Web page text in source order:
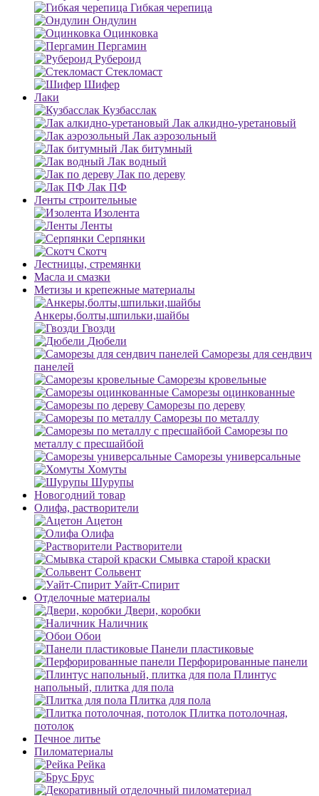
Гибкая черепица
Ондулин
Оцинковка
Пергамин
Рубероид
Стекломаст
Шифер
Лаки
Кузбасслак
Лак алкидно-уретановый
Лак аэрозольный
Лак битумный
Лак водный
Лак по дереву
Лак ПФ
Ленты строительные
Изолента
Ленты
Серпянки
Скотч
Лестницы, стремянки
Масла и смазки
Метизы и крепежные материалы
Анкеры,болты,шпильки,шайбы
Гвозди
Дюбели
Саморезы для сендвич
панелей
Саморезы кровельные
Саморезы оцинкованные
Саморезы по дереву
Саморезы по металлу
Саморезы по
металлу с пресшайбой
Саморезы универсальные
Хомуты
Шурупы
Новогодний товар
Олифа, растворители
Ацетон
Олифа
Растворители
Смывка старой краски
Сольвент
Уайт-Спирит
Отделочные материалы
Двери, коробки
Наличник
Обои
Панели пластиковые
Перфорированные панели
Плинтус
напольный, плитка для пола
Плитка для пола
Плитка потолочная,
потолок
Печное литье
Пиломатериалы
Рейка
Брус